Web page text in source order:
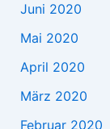
Juni 2020
Mai 2020
April 2020
März 2020
Februar 2020